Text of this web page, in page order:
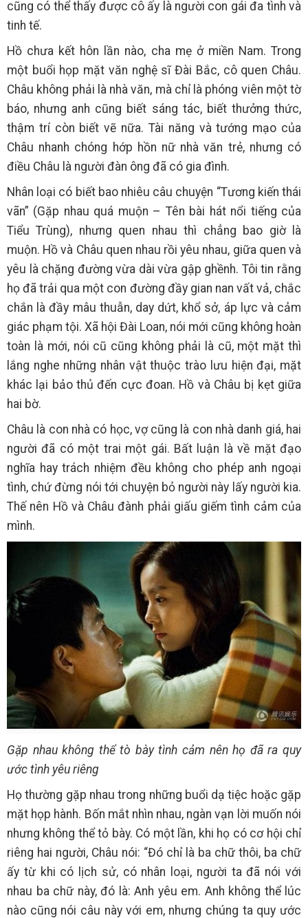
cũng có thể thấy được cô ấy là người con gái đa tình và
tinh tế.
Hồ chưa kết hôn lần nào, cha mẹ ở miền Nam. Trong
một buổi họp mặt văn nghệ sĩ Đài Bắc, cô quen Châu.
Châu không phải là nhà văn, mà chỉ là phóng viên một tờ
báo, nhưng anh cũng biết sáng tác, biết thưởng thức,
thậm trí còn biết vẽ nữa. Tài năng và tướng mạo của
Châu nhanh chóng hớp hồn nữ nhà văn trẻ, nhưng có
điều Châu là người đàn ông đã có gia đình.
Nhân loại có biết bao nhiêu câu chuyện “Tương kiến thái
vãn” (Gặp nhau quá muộn – Tên bài hát nổi tiếng của
Tiểu Trùng), nhưng quen nhau thì chẳng bao giờ là
muộn. Hồ và Châu quen nhau rồi yêu nhau, giữa quen và
yêu là chặng đường vừa dài vừa gập ghềnh. Tôi tin rằng
họ đã trải qua một con đường đầy gian nan vất vả, chắc
chắn là đầy mâu thuẫn, day dứt, khổ sở, áp lực và cảm
giác phạm tội. Xã hội Đài Loan, nói mới cũng không hoàn
toàn là mới, nói cũ cũng không phải là cũ, một mặt thì
lắng nghe những nhân vật thuộc trào lưu hiện đại, mặt
khác lại bảo thủ đến cực đoan. Hồ và Châu bị kẹt giữa
hai bờ.
Châu là con nhà có học, vợ cũng là con nhà danh giá, hai
người đã có một trai một gái. Bất luận là về mặt đạo
nghĩa hay trách nhiệm đều không cho phép anh ngoại
tình, chứ đừng nói tới chuyện bỏ người này lấy người kia.
Thế nên Hồ và Châu đành phải giấu giếm tình cảm của
mình.
Gặp nhau không thể tò bày tình cảm nên họ đã ra quy
ước tình yêu riêng
Họ thường gặp nhau trong những buổi dạ tiệc hoặc gặp
mặt họp hành. Bốn mắt nhìn nhau, ngàn vạn lời muốn nói
nhưng không thể tỏ bày. Có một lần, khi họ có cơ hội chỉ
riêng hai người, Châu nói: “Đó chỉ là ba chữ thôi, ba chữ
ấy từ khi có lịch sử, có nhân loại, người ta đã nói với
nhau ba chữ này, đó là: Anh yêu em. Anh không thể lúc
nào cũng nói câu này với em, nhưng chúng ta quy ước